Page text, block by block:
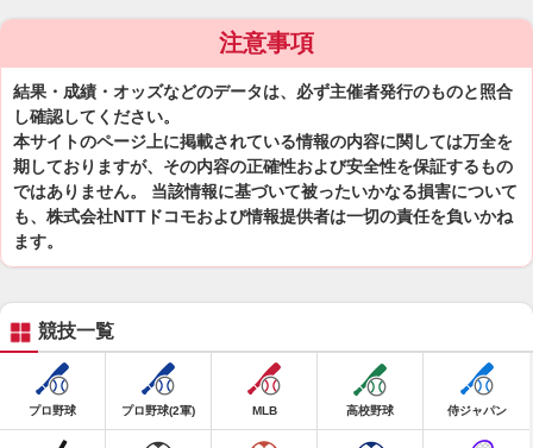
注意事項
結果・成績・オッズなどのデータは、必ず主催者発行のものと照合
し確認してください。
本サイトのページ上に掲載されている情報の内容に関しては万全を
期しておりますが、その内容の正確性および安全性を保証するもの
ではありません。 当該情報に基づいて被ったいかなる損害について
も、株式会社NTTドコモおよび情報提供者は一切の責任を負いかね
ます。
競技一覧
プロ野球 プロ野球(2軍) MLB 高校野球 侍ジャパン